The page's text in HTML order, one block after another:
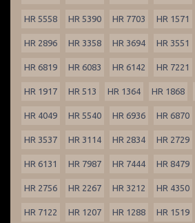
HR 5558 HR 5390 HR 7703 HR 1571
HR 2896 HR 3358 HR 3694 HR 3551
HR 6819 HR 6083 HR 6142 HR 7221
HR 1917 HR 513 HR 1364 HR 1868
HR 4049 HR 5540 HR 6936 HR 6870
HR 3537 HR 3114 HR 2834 HR 2729
HR 6131 HR 7987 HR 7444 HR 8479
HR 2756 HR 2267 HR 3212 HR 4350
HR 7122 HR 1207 HR 1288 HR 1519